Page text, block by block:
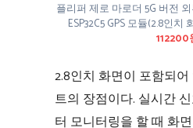
플리퍼 제로 마로더 5G 버전 외
ESP32C5 GPS 모듈(2.8인
112200
2.8인치 화면이 포함되
트의 장점이다. 실시간
터 모니터링을 할 때 화